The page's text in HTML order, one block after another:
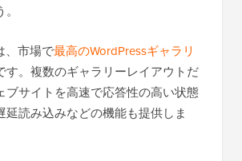
、市場で最高のWordPressギャラリ
す。複数のギャラリーレイアウトだ
ブサイトを高速で応答性の高い状態
延読み込みなどの機能も提供しま